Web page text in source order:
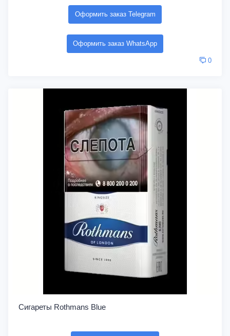
Оформить заказ Telegram
Оформить заказ WhatsApp
0
Сигареты Rothmans Blue